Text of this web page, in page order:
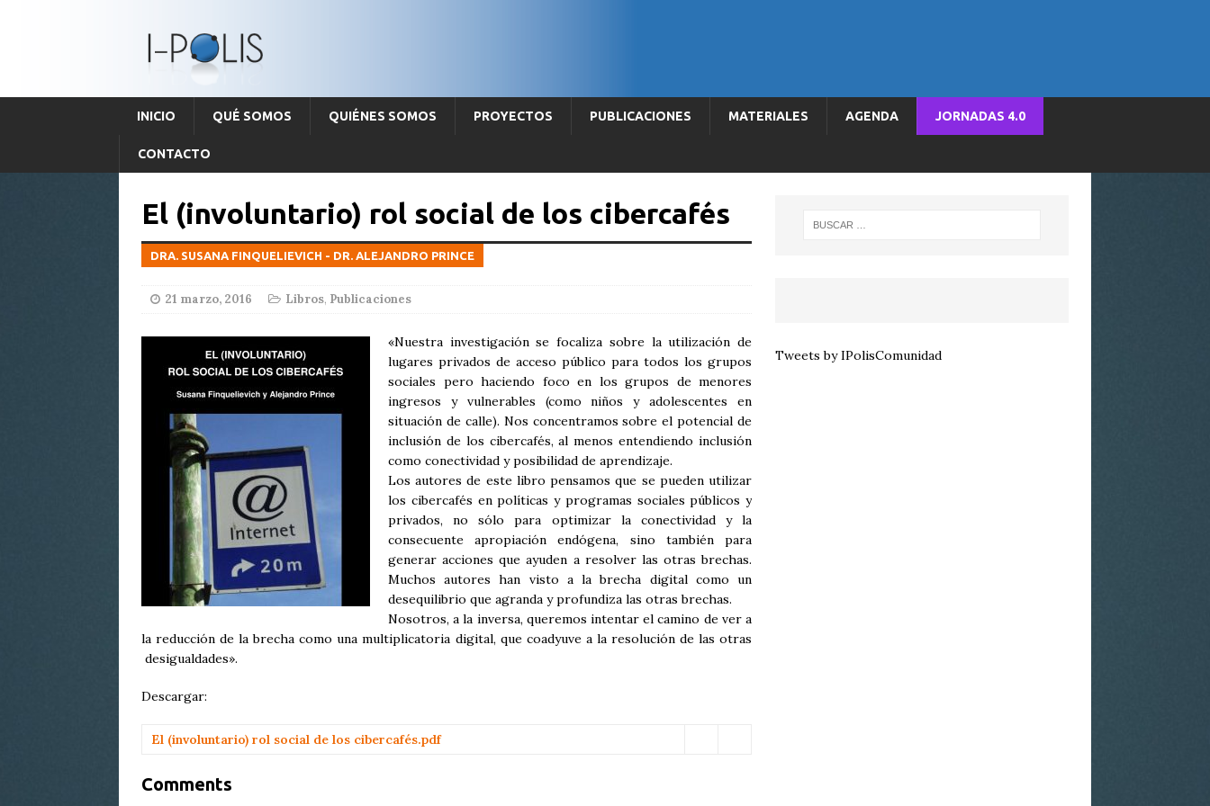
INICIO QUÉ SOMOS QUIÉNES SOMOS PROYECTOS PUBLICACIONES MATERIALES AGENDA JORNADAS 4.0
CONTACTO
El (involuntario) rol social de los cibercafés
DRA. SUSANA FINQUELIEVICH - DR. ALEJANDRO PRINCE
21 marzo, 2016 Libros, Publicaciones
«Nuestra investigación se focaliza sobre la utilización de
lugares privados de acceso público para todos los grupos
sociales pero haciendo foco en los grupos de menores
ingresos y vulnerables (como niños y adolescentes en
situación de calle). Nos concentramos sobre el potencial de
inclusión de los cibercafés, al menos entendiendo inclusión
como conectividad y posibilidad de aprendizaje.
Los autores de este libro pensamos que se pueden utilizar
los cibercafés en políticas y programas sociales públicos y
privados, no sólo para optimizar la conectividad y la
consecuente apropiación endógena, sino también para
generar acciones que ayuden a resolver las otras brechas.
Muchos autores han visto a la brecha digital como un
desequilibrio que agranda y profundiza las otras brechas.
Nosotros, a la inversa, queremos intentar el camino de ver a
la reducción de la brecha como una multiplicatoria digital, que coadyuve a la resolución de las otras
desigualdades».
Descargar:
El (involuntario) rol social de los cibercafés.pdf
Comments
Tweets by IPolisComunidad